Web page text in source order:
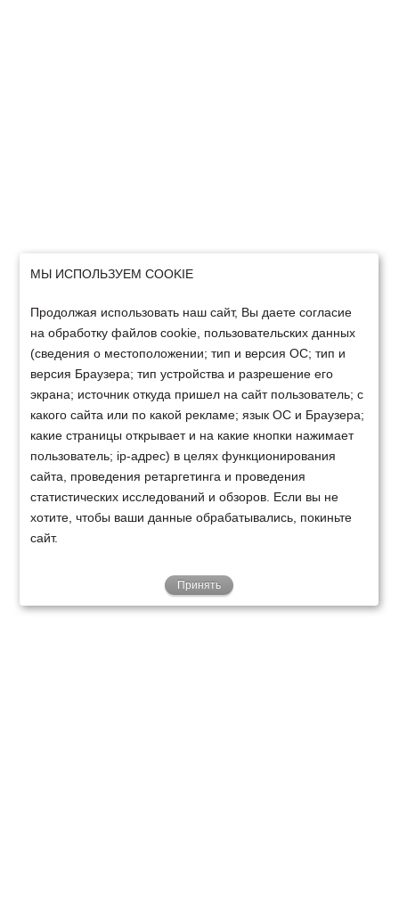
МЫ ИСПОЛЬЗУЕМ COOKIE
Продолжая использовать наш сайт, Вы даете согласие
на обработку файлов cookie, пользовательских данных
(сведения о местоположении; тип и версия ОС; тип и
версия Браузера; тип устройства и разрешение его
экрана; источник откуда пришел на сайт пользователь; с
какого сайта или по какой рекламе; язык ОС и Браузера;
какие страницы открывает и на какие кнопки нажимает
пользователь; ip-адрес) в целях функционирования
сайта, проведения ретаргетинга и проведения
статистических исследований и обзоров. Если вы не
хотите, чтобы ваши данные обрабатывались, покиньте
сайт.
Принять